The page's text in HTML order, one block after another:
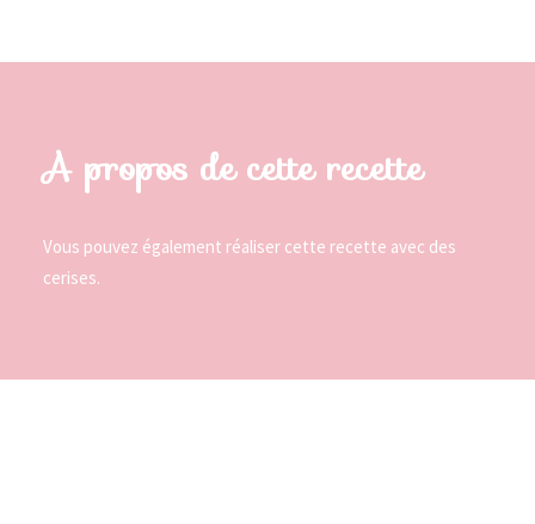
A propos de cette recette
Vous pouvez également réaliser cette recette avec des
cerises.